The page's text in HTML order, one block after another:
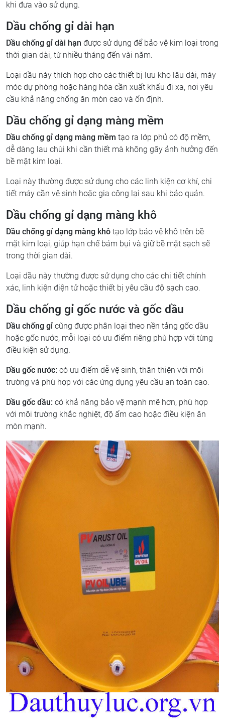
khi đưa vào sử dụng.
Dầu chống gỉ dài hạn
Dầu chống gỉ dài hạn được sử dụng để bảo vệ kim loại trong
thời gian dài, từ nhiều tháng đến vài năm.
Loại dầu này thích hợp cho các thiết bị lưu kho lâu dài, máy
móc dự phòng hoặc hàng hóa cần xuất khẩu đi xa, nơi yêu
cầu khả năng chống ăn mòn cao và ổn định.
Dầu chống gỉ dạng màng mềm
Dầu chống gỉ dạng màng mềm tạo ra lớp phủ có độ mềm,
dễ dàng lau chùi khi cần thiết mà không gây ảnh hưởng đến
bề mặt kim loại.
Loại này thường được sử dụng cho các linh kiện cơ khí, chi
tiết máy cần vệ sinh hoặc gia công lại sau khi bảo quản.
Dầu chống gỉ dạng màng khô
Dầu chống gỉ dạng màng khô tạo lớp bảo vệ khô trên bề
mặt kim loại, giúp hạn chế bám bụi và giữ bề mặt sạch sẽ
trong thời gian dài.
Loại dầu này thường được sử dụng cho các chi tiết chính
xác, linh kiện điện tử hoặc thiết bị yêu cầu độ sạch cao.
Dầu chống gỉ gốc nước và gốc dầu
Dầu chống gỉ cũng được phân loại theo nền tảng gốc dầu
hoặc gốc nước, mỗi loại có ưu điểm riêng phù hợp với từng
điều kiện sử dụng.
Dầu gốc nước: có ưu điểm dễ vệ sinh, thân thiện với môi
trường và phù hợp với các ứng dụng yêu cầu an toàn cao.
Dầu gốc dầu: có khả năng bảo vệ mạnh mẽ hơn, phù hợp
với môi trường khắc nghiệt, độ ẩm cao hoặc điều kiện ăn
mòn mạnh.